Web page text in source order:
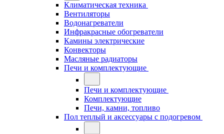
Климатическая техника
Вентиляторы
Водонагреватели
Инфракрасные обогреватели
Камины электрические
Конвекторы
Масляные радиаторы
Печи и комплектующие
Печи и комплектующие
Комплектующие
Печи, камни, топливо
Пол теплый и аксессуары с подогревом